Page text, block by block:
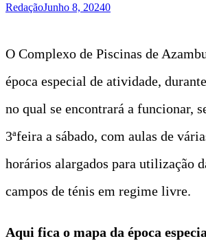
RedaçãoJunho 8, 20240
O Complexo de Piscinas de
época especial de atividade,
no qual se encontrará a funcionar,
3ªfeira a sábado, com aulas de
horários alargados para utilização
campos de ténis em regime livre.
Aqui fica o mapa da época